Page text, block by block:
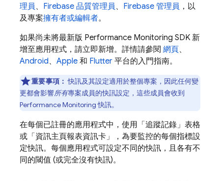
理員、 Firebase 品質管理員、 Firebase 管理員 ，以
及專案擁有者或編輯者。
如果尚未將最新版 Performance Monitoring SDK 新
增至應用程式，請立即新增。詳情請參閱 網頁、
Android、 Apple 和 Flutter 平台的入門指南。
重要事項： 快訊及其設定適用於整個專案，因此任何變
更都會影響所有專案成員的快訊設定，這些成員會收到
Performance Monitoring快訊。
在每個已註冊的應用程式中，使用「追蹤記錄」表格
或「資訊主頁報表資訊卡」
，為要監控的每個指標設
定快訊。每個應用程式可設定不同的快訊，且各有不
同的閾值 (或完全沒有快訊)。